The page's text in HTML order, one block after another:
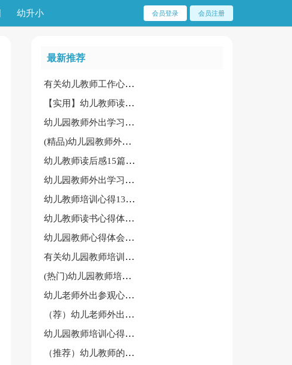
幼升小 会员登录 会员注册
最新推荐
有关幼儿教师工作心得范文
【实用】幼儿教师读书心得体会15篇
幼儿园教师外出学习心得体会常用【15篇】
(精品)幼儿园教师外出学习心得体会15篇
幼儿教师读后感15篇(实用)
幼儿园教师外出学习心得体会(精华)
幼儿教师培训心得13篇(推荐)
幼儿教师读书心得体会15篇[精]
幼儿园教师心得体会怎么写
有关幼儿园教师培训心得体会[经典]
(热门)幼儿园教师培训心得体会
幼儿老师外出参观心得体会常用（7篇）
（荐）幼儿老师外出参观心得体会7篇
幼儿园教师培训心得体会【优秀】
（推荐）幼儿教师的读后感